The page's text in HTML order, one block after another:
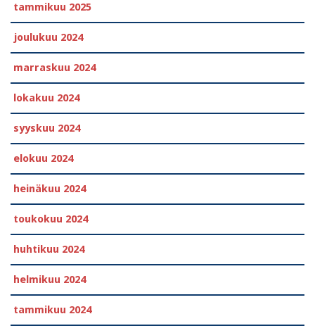
tammikuu 2025
joulukuu 2024
marraskuu 2024
lokakuu 2024
syyskuu 2024
elokuu 2024
heinäkuu 2024
toukokuu 2024
huhtikuu 2024
helmikuu 2024
tammikuu 2024